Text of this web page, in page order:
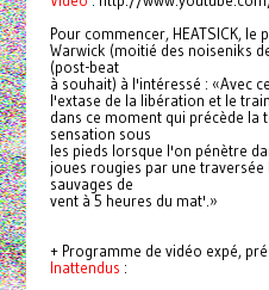
Pour commencer, HEATSICK,
Warwick (moitié des noiseniks
(post-beat
à souhait) à l'intéressé : «Avec
l'extase de la libération et le
dans ce moment qui précède la
sensation sous
les pieds lorsque l'on pénètre
joues rougies par une traversée
sauvages de
vent à 5 heures du mat'.»
+ Programme de vidéo expé,
Inattendus :